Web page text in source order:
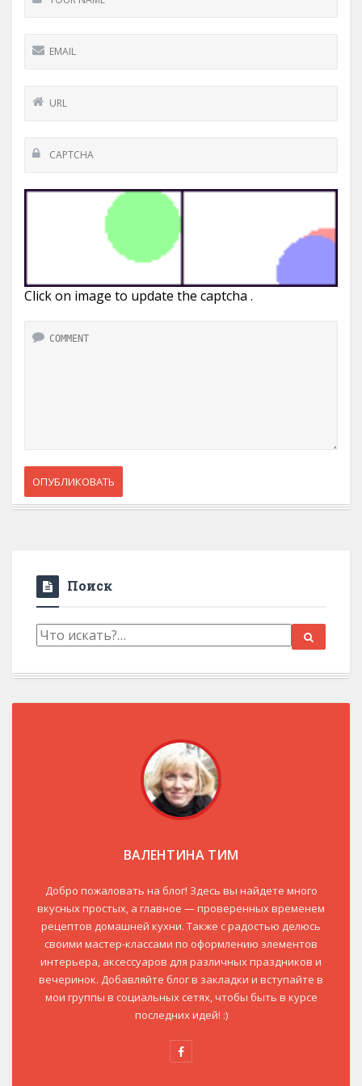
Click on image to update the captcha .
Поиск
ВАЛЕНТИНА ТИМ
Добро пожаловать на блог! Здесь вы найдете много
вкусных простых, а главное — проверенных временем
рецептов домашней кухни. Также с радостью делюсь
своими мастер-классами по оформлению элементов
интерьера, аксессуаров для различных праздников и
вечеринок. Добавляйте блог в закладки и вступайте в
мои группы в социальных сетях, чтобы быть в курсе
последних идей! :)